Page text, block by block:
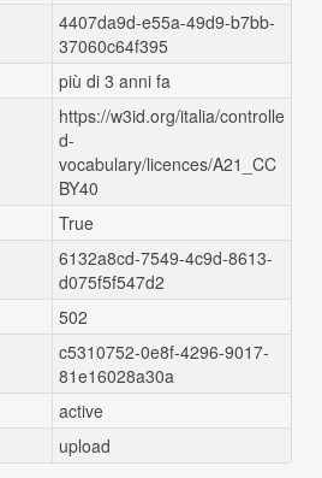
4407da9d-e55a-49d9-b7bb-
37060c64f395
più di 3 anni fa
https://w3id.org/italia/controlle
d-
vocabulary/licences/A21_CC
BY40
True
6132a8cd-7549-4c9d-8613-
d075f5f547d2
502
c5310752-0e8f-4296-9017-
81e16028a30a
active
upload